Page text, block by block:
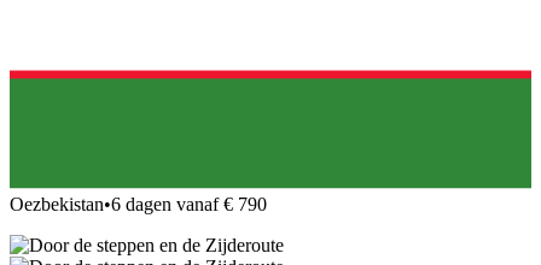
Oezbekistan•6 dagen vanaf € 790